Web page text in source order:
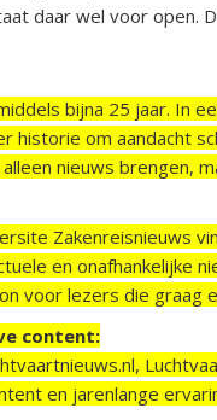
daar wel voor open.
bijna 25 jaar. In
historie om aandacht
nieuws brengen,
Zakenreisnieuws
en onafhankelijke
voor lezers die graag
content:
en jarenlange